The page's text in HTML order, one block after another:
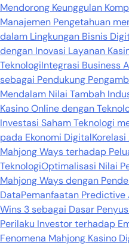
Mendorong Keunggulan
Manajemen Pengetahuan
dalam Lingkungan Bisnis
dengan Inovasi Layanan
TeknologiIntegrasi Business
sebagai Pendukung
Mendalam Nilai Tambah
Kasino Online dengan
Investasi Saham Teknologi
pada Ekonomi Digital
Mahjong Ways terhadap
TeknologiOptimalisasi Nilai
Mahjong Ways dengan
DataPemanfaatan
Wins 3 sebagai Dasar
Perilaku Investor terhadap
Fenomena Mahjong Kasino